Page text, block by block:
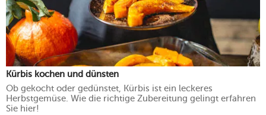
Kürbis kochen und dünsten
Ob gekocht oder gedünstet, Kürbis ist ein leckeres
Herbstgemüse. Wie die richtige Zubereitung gelingt erfahren
Sie hier!